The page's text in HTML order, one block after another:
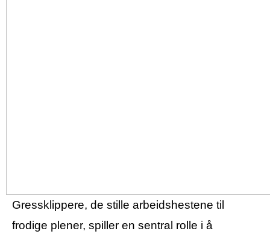
Gressklippere, de stille arbeidshestene til
frodige plener, spiller en sentral rolle i å